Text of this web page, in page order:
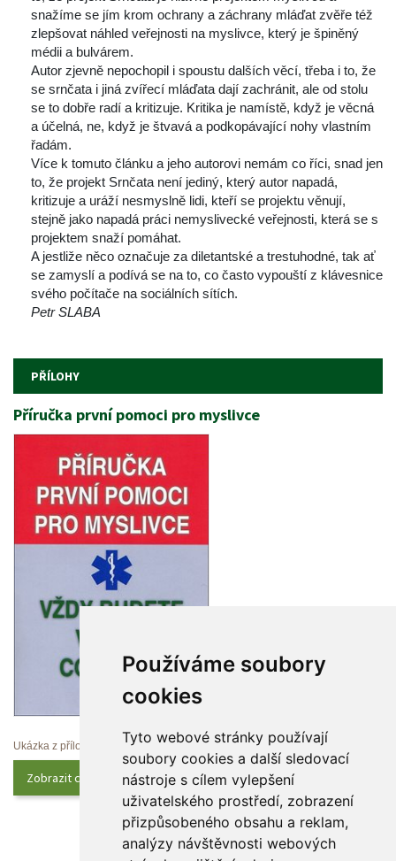
Používáme soubory
cookie
Tyto webové stránky používají
oubory cookies a další sledovací
nástroje s cílem vylepšení
uživatelského prostředí, zobrazení
přizpůsobeného obsahu a reklam,
analýzy návštěvnosti webových
nažíme se jím krom ochrany a záchrany mláďat zvěře též
zlepšovat náhled veřejnosti na myslivce, který je špiněný
médii a bulvárem.
Autor zjevně nepochopil i spoustu dalších věcí, třeba i to, že
e srnčata i jiná zvířecí mláďata dají zachránit, ale od stolu
e to dobře radí a kritizuje. Kritika je namístě, když je věcná
a účelná, ne, když je štvavá a podkopávající nohy vlastním
řadám.
Více k tomuto článku a jeho autorovi nemám co říci, snad jen
to, že projekt Srnčata není jediný, který autor napadá,
kritizuje a uráží nesmyslně lidi, kteří se projektu věnují,
tejně jako napadá práci nemyslivecké veřejnosti, která se s
projektem snaží pomáhat.
A jestliže něco označuje za diletantské a trestuhodné, tak ať
e zamyslí a podívá se na to, co často vypouští z klávesnice
vého počítače na sociálních sítích.
Petr SLABA
PŘÍLOHY
Příručka první pomoci pro myslivce
Ukázka z přílohy
Zobrazit celý obsah